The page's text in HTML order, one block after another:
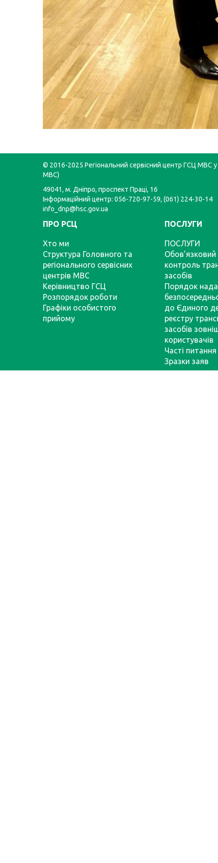
© 2016-2025 Регіональний сервісний центр ГСЦ МВС у
МВС)
49041, м. Дніпро, проспект Праці, 16
Інформаційний центр: 056-720-97-59, (061) 224-30-14
info_dnp@hsc.gov.ua
ПРО РСЦ
Хто ми
Структура Головного та
регіонального сервісних
центрів МВС
Керівництво ГСЦ
Розпорядок роботи
Графіки особистого
прийому
ПОСЛУГИ
ПОСЛУГИ
Обов’язковий
контроль
засобів
Порядок
до Єдиного
реєстру
засобів
користувачів
Часті питання
Зразки заяв